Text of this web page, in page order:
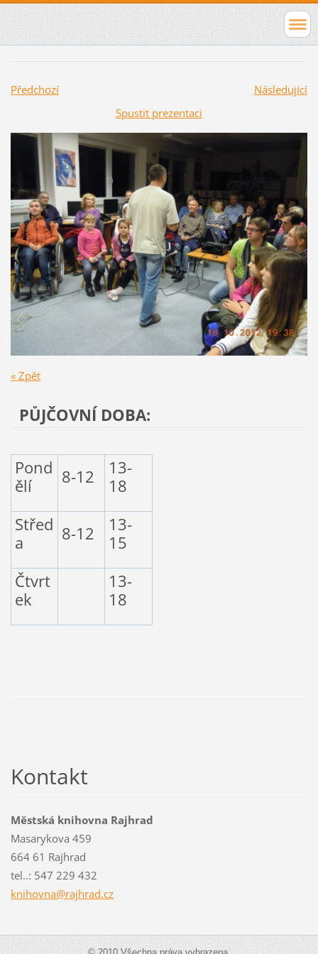
Předchozí
Následující
Spustit prezentaci
« Zpět
PŮJČOVNÍ DOBA:
Pond
ělí
8-12
13-
18
Střed
a
8-12
13-
15
Čtvrt
ek
13-
18
Kontakt
Městská knihovna Rajhrad
Masarykova 459
664 61 Rajhrad
tel..: 547 229 432
knihovna@rajhrad.cz